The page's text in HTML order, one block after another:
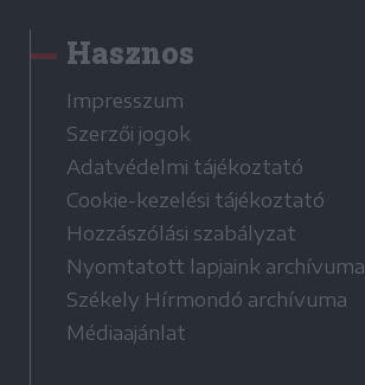
Hasznos
Impresszum
Szerzői jogok
Adatvédelmi tájékoztató
Cookie-kezelési tájékoztató
Hozzászólási szabályzat
Nyomtatott lapjaink archívuma
Székely Hírmondó archívuma
Médiaajánlat